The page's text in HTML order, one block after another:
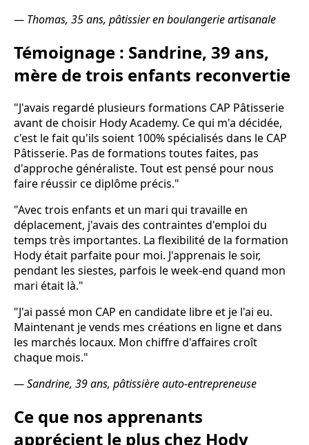
— Thomas, 35 ans, pâtissier en boulangerie artisanale
Témoignage : Sandrine, 39 ans,
mère de trois enfants reconvertie
"J'avais regardé plusieurs formations CAP Pâtisserie
avant de choisir Hody Academy. Ce qui m'a décidée,
c'est le fait qu'ils soient 100% spécialisés dans le CAP
Pâtisserie. Pas de formations toutes faites, pas
d'approche généraliste. Tout est pensé pour nous
faire réussir ce diplôme précis."
"Avec trois enfants et un mari qui travaille en
déplacement, j'avais des contraintes d'emploi du
temps très importantes. La flexibilité de la formation
Hody était parfaite pour moi. J'apprenais le soir,
pendant les siestes, parfois le week-end quand mon
mari était là."
"J'ai passé mon CAP en candidate libre et je l'ai eu.
Maintenant je vends mes créations en ligne et dans
les marchés locaux. Mon chiffre d'affaires croît
chaque mois."
— Sandrine, 39 ans, pâtissière auto-entrepreneuse
Ce que nos apprenants
apprécient le plus chez Hody